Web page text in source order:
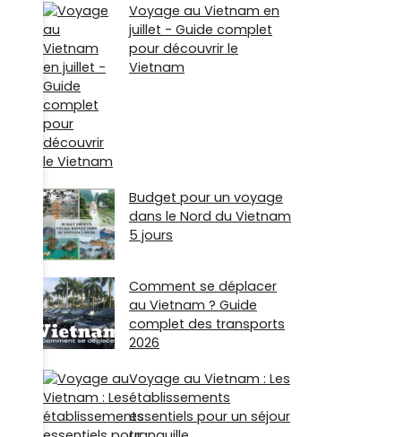
Voyage au Vietnam en
juillet - Guide complet
pour découvrir le
Vietnam
Budget pour un voyage
dans le Nord du Vietnam
5 jours
Comment se déplacer
au Vietnam ? Guide
complet des transports
2026
Voyage au Vietnam : Les
établissements
essentiels pour un séjour